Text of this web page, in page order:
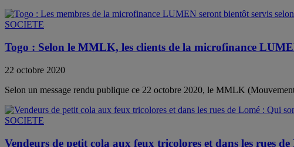
SOCIETE
Togo : Selon le MMLK, les clients de la microfinance
22 octobre 2020
Selon un message rendu publique ce 22 octobre 2020, le MMLK
SOCIETE
Vendeurs de petit cola aux feux tricolores et dans les rues